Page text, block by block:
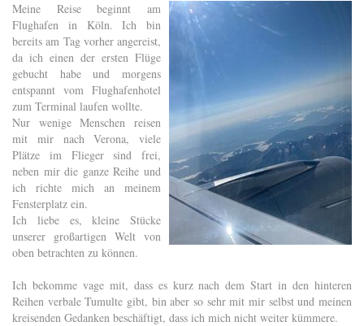
Meine Reise beginnt am
Flughafen in Köln. Ich bin
bereits am Tag vorher angereist,
da ich einen der ersten Flüge
gebucht habe und morgens
entspannt vom Flughafenhotel
zum Terminal laufen wollte.
Nur wenige Menschen reisen
mit mir nach Verona, viele
Plätze im Flieger sind frei,
neben mir die ganze Reihe und
ich richte mich an meinem
Fensterplatz ein.
Ich liebe es, kleine Stücke
unserer großartigen Welt von
oben betrachten zu können.
Ich bekomme vage mit, dass es kurz nach dem Start in den hinteren
Reihen verbale Tumulte gibt, bin aber so sehr mit mir selbst und meinen
kreisenden Gedanken beschäftigt, dass ich mich nicht weiter kümmere.